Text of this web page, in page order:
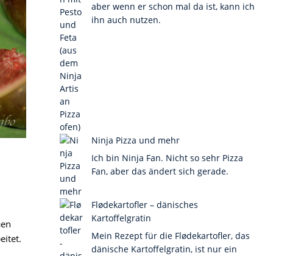
aber wenn er schon mal da ist, kann ich
ihn auch nutzen.
Ninja Pizza und mehr
Ich bin Ninja Fan. Nicht so sehr Pizza
Fan, aber das ändert sich gerade.
Flødekartofler – dänisches
Kartoffelgratin
Mein Rezept für die Flødekartofler, das
dänische Kartoffelgratin, ist nur ein